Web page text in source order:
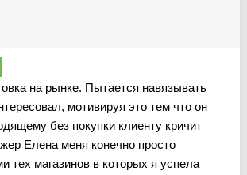
на рынке. Пытается навязывать
мотивируя это тем что он
без покупки клиенту кричит
Елена меня конечно просто
тех магазинов в которых я успела